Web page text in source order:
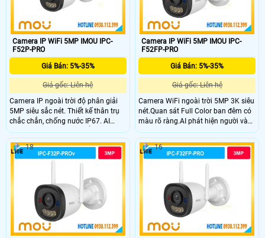
Camera IP WiFi 5MP IMOU IPC-
F52P-PRO
Giá Bán: 5%-35%
Giá gốc: Liên hệ
Camera IP ngoài trời độ phân giải
5MP siêu sắc nét. Thiết kế thân trụ
chắc chắn, chống nước IP67. AI
phát hiện người và chuyển động
chính xác Tầm nhìn đêm hồng
ngoại lên đến 25m.
Camera IP WiFi 5MP IMOU IPC-
F52FP-PRO
Giá Bán: 5%-35%
Giá gốc: Liên hệ
Camera WiFi ngoài trời 5MP 3K siêu
nét.Quan sát Full Color ban đêm có
màu rõ ràng.AI phát hiện người và
phương tiện chính xác.Tích hợp đèn
cảnh báo xanh đỏ chống đột nhập.
18 16